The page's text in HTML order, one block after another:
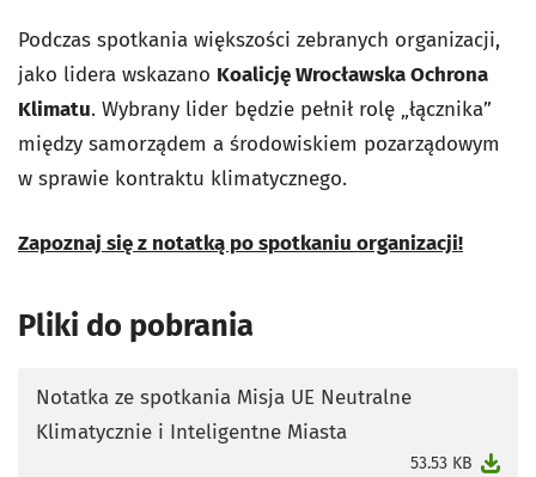
Podczas spotkania większości zebranych organizacji,
jako lidera wskazano Koalicję Wrocławska Ochrona
Klimatu. Wybrany lider będzie pełnił rolę „łącznika”
między samorządem a środowiskiem pozarządowym
w sprawie kontraktu klimatycznego.
Zapoznaj się z notatką po spotkaniu organizacji!
Pliki do pobrania
Notatka ze spotkania Misja UE Neutralne
Klimatycznie i Inteligentne Miasta
53.53 KB
otworzy się w nowej karcie